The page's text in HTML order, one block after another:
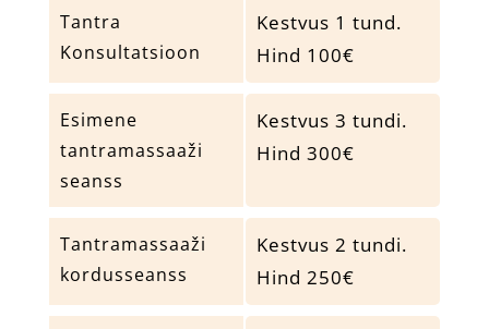
Tantra
Konsultatsioon
Kestvus 1 tund.
Hind 100€
Esimene
tantramassaaži
seanss
Kestvus 3 tundi.
Hind 300€
Tantramassaaži
kordusseanss
Kestvus 2 tundi.
Hind 250€